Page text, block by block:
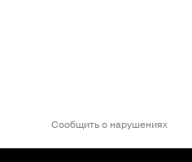
Сообщить о нарушениях